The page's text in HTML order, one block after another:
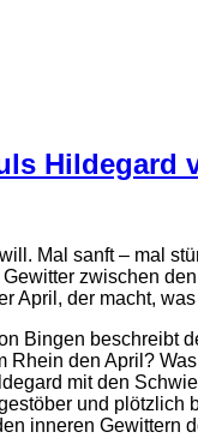
Hildegard
Mal sanft – mal
zwischen
April, der macht,
Bingen beschreibt
Rhein den April?
mit den
und plötzlich
inneren Gewittern